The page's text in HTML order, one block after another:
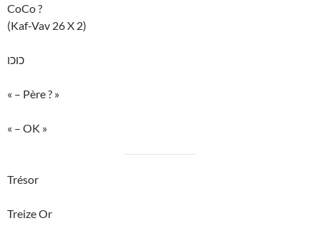
CoCo ?
(Kaf-Vav 26 X 2)
כוכו
« – Père ? »
« – OK »
Trésor
Treize Or